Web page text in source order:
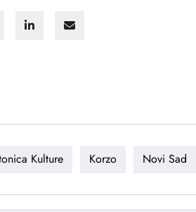
Kulture Korzo Novi Sad